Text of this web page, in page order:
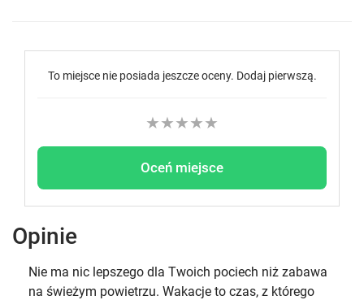
To miejsce nie posiada jeszcze oceny. Dodaj pierwszą.
★
★
★
★
★
Oceń miejsce
Opinie
Nie ma nic lepszego dla Twoich pociech niż zabawa
na świeżym powietrzu. Wakacje to czas, z którego